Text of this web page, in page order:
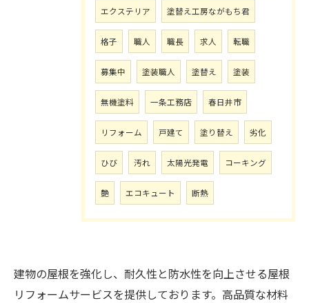
エクステリア 塗替え工房ながもち君
格子 職人 職長 求人 転職
募集中 塗装職人 塗替え 塗装
無機塗料 一条工務店 春日井市
リフォーム 戸建て 塗り替え 劣化
ひび 汚れ 太陽光発電 コーキング
艶 エコキュート 断熱
建物の屋根を強化し、耐久性と防水性を向上させる屋根
リフォームサービスを提供しております。高品質な材料